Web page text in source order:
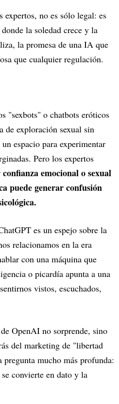
no es sólo legal: es
la soledad crece y la
la promesa de una IA que
que cualquier regulación.
"sexbots" o chatbots eróticos
de exploración sexual sin
espacio para experimentar
Pero los expertos
emocional o sexual
puede generar confusión
es un espejo sobre la
relacionamos en la era
con una máquina que
o picardía apunta a una
vistos, escuchados,
OpenAI no sorprende, sino
del marketing de "libertad
pregunta mucho más profunda:
convierte en dato y la